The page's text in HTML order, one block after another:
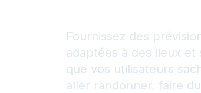
Fournissez des
adaptées à des lieux
que vos utilisateurs
aller randonner, faire